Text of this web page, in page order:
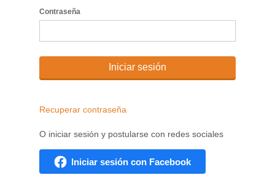
Contraseña
Iniciar sesión
Recuperar contraseña
O iniciar sesión y postularse con redes sociales
Iniciar sesión con Facebook